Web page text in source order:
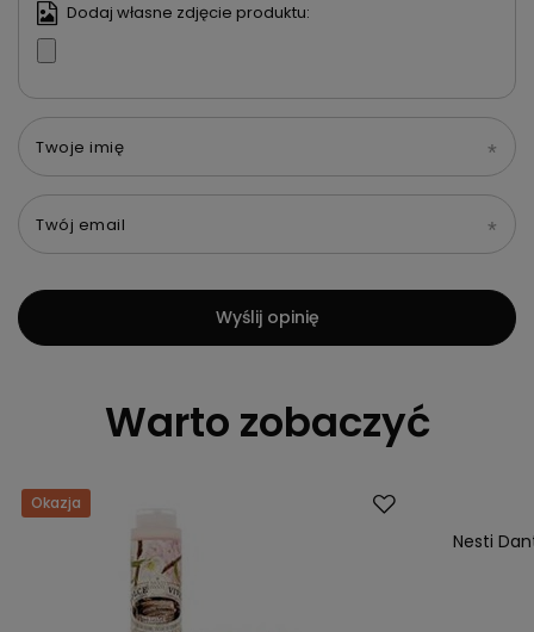
Dodaj własne zdjęcie produktu:
Twoje imię
Twój email
Wyślij opinię
Warto zobaczyć
Okazja
Nesti